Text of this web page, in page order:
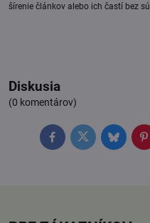
šírenie článkov alebo ich častí bez
Diskusia
(0 komentárov)
FacebookTwitterBluesky